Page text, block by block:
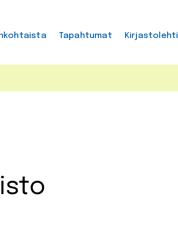
Tapahtumat Kirjastolehti